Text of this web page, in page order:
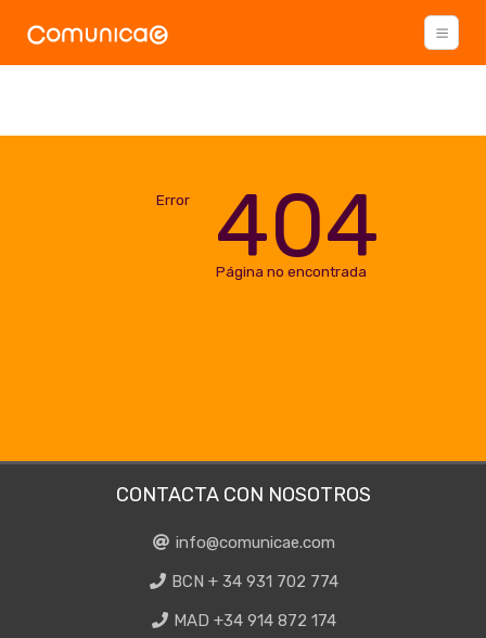
Error 404
Página no encontrada
CONTACTA CON NOSOTROS
info@comunicae.com
BCN + 34 931 702 774
MAD +34 914 872 174